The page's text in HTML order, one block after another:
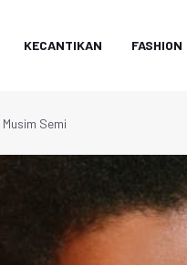
KECANTIKAN FASHION
Semi